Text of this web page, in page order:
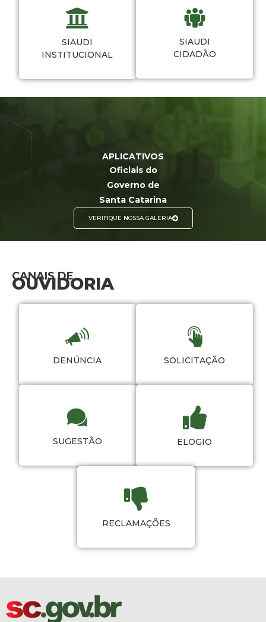
SIAUDI
INSTITUCIONAL
SIAUDI
CIDADÃO
APLICATIVOS
Oficiais do
Governo de
Santa Catarina
VERIFIQUE NOSSA GALERIA
CANAIS DE
OUVIDORIA
DENÚNCIA SOLICITAÇÃO
SUGESTÃO ELOGIO
RECLAMAÇÕES